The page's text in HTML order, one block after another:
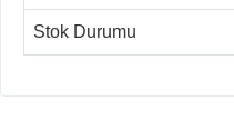
Stok Durumu